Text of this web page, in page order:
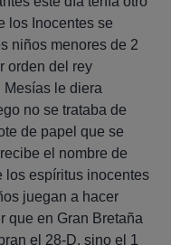
los Inocentes se
niños menores de 2
orden del rey
Mesías le diera
no se trataba de
de papel que se
el nombre de
los espíritus inocentes
juegan a hacer
que en Gran Bretaña
el 28-D, sino el 1